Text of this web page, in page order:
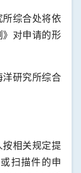
综合处将依
对申请的形
研究所综合
相关规定提
扫描件的申